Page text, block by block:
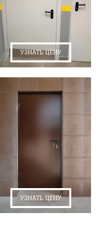
УЗНАТЬ ЦЕНУ
УЗНАТЬ ЦЕНУ